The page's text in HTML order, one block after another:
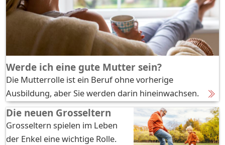
Werde ich eine gute Mutter sein?
Die Mutterrolle ist ein Beruf ohne vorherige
Ausbildung, aber Sie werden darin hineinwachsen.
Die neuen Grosseltern
Grosseltern spielen im Leben
der Enkel eine wichtige Rolle.